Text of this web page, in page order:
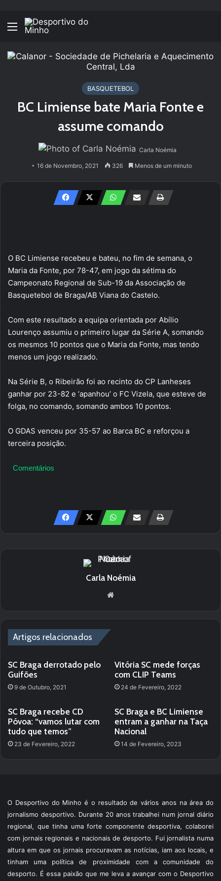
Menu
BASQUETEBOL
BC Limiense bate Maria Fonte e
assume comando
Carla Noémia
16 de Novembro, 2021 326 Menos de um minuto
O BC Limiense recebeu e bateu, no fim de semana, o
Maria da Fonte, por 78-47, em jogo da sétima do
Campeonato Regional de Sub-19 da Associação de
Basquetebol de Braga/AB Viana do Castelo.
Com este resultado a equipa orientada por Abílio
Lourenço assumiu o primeiro lugar da Série A, somando
os mesmos 10 pontos que o Maria da Fonte, mas tendo
menos um jogo realizado.
Na Série B, o Ribeirão foi ao recinto do CP Lanheses
ganhar por 23-82 e ‘apanhou’ o FC Vizela, que esteve de
folga, no comando, somando ambos 10 pontos.
O GDAS venceu por 35-57 ao Barca BC e reforçou a
terceira posição.
Comentários
Carla Noémia
Artigos relacionados
SC Braga derrotado pelo
Guifões
9 de Outubro, 2021
Vitória SC mede forças
com CLIP Teams
24 de Fevereiro, 2022
SC Braga recebe CD
Póvoa: “vamos lutar com
tudo que temos”
23 de Fevereiro, 2022
SC Braga e BC Limiense
entram a ganhar na Taça
Nacional
14 de Fevereiro, 2023
O Desportivo do Minho é o resultado de vários anos na área do
jornalismo desportivo. Durante 20 anos trabalhei num jornal diário
regional, que tinha uma forte componente desportiva, colaborei
com jornais regionais e nacionais de desporto. Fui jornalista numa
altura em que os jornais procuravam as notícias, iam aos locais, e
tinham uma política de proximidade com a comunidade do
desporto. É essa paixão que me leva a avançar com o Desportivo